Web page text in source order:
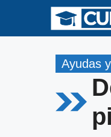
contenido
Ayudas